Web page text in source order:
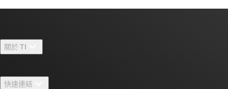
關於 TI
快速連結